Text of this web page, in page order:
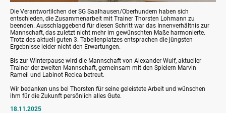
Die Verantwortilchen der SG Saalhausen/Oberhundem haben sich
entschieden, die Zusammenarbeit mit Trainer Thorsten Lohmann zu
beenden. Ausschlaggebend für diesen Schritt war das Innenverhältnis zur
Mannschaft, das zuletzt nicht mehr im gewünschten Maße harmonierte.
Trotz des aktuell guten 3. Tabellenplatzes entsprachen die jüngsten
Ergebnisse leider nicht den Erwartungen.
Bis zur Winterpause wird die Mannschaft von Alexander Wulf, aktueller
Trainer der zweiten Mannschaft, gemeinsam mit den Spielern Marvin
Rameil und Labinot Recica betreut.
Wir bedanken uns bei Thorsten für seine geleistete Arbeit und wünschen
ihm für die Zukunft persönlich alles Gute.
18.11.2025